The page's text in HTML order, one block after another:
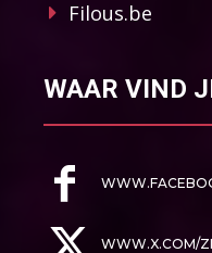
Filous.be
WAAR VIND
WWW.X.COM/